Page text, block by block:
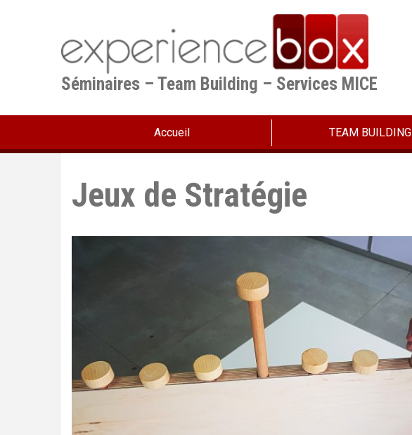
Séminaires – Team Building – Services MICE
Accueil TEAM BUILDING
Jeux de Stratégie